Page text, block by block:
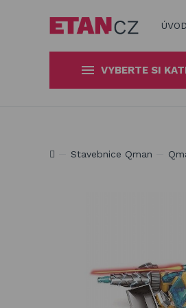
ÚVOD
VYBERTE SI
nábytok
Hojdačky a závesné
Produkty na zatienenie
Stavebnice Qman